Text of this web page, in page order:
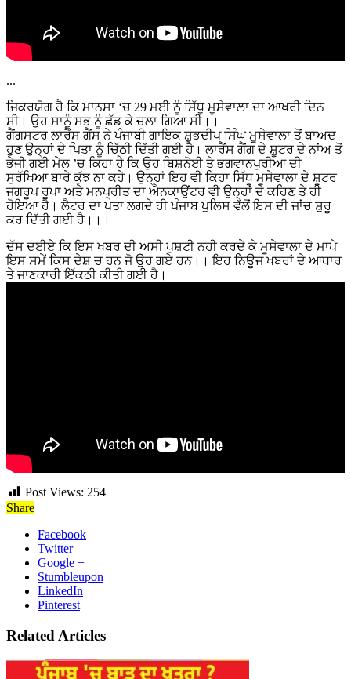
...
ਜਿਕਰਯੋਗ ਹੈ ਕਿ ਮਾਨਸਾ ‘ਚ 29 ਮਈ ਨੂੰ ਸਿੱਧੂ ਮੂਸੇਵਾਲਾ ਦਾ ਆਖਰੀ ਦਿਨ
ਸੀ। ਉਹ ਸਾਨੂੰ ਸਭ ਨੂੰ ਛੱਡ ਕੇ ਚਲਾ ਗਿਆ ਸੀ।।
ਗੈਂਗਸਟਰ ਲਾਰੈਂਸ ਗੈਂਸ ਨੇ ਪੰਜਾਬੀ ਗਾਇਕ ਸ਼ੁਭਦੀਪ ਸਿੰਘ ਮੂਸੇਵਾਲਾ ਤੋਂ ਬਾਅਦ
ਹੁਣ ਉਨ੍ਹਾਂ ਦੇ ਪਿਤਾ ਨੂੰ ਚਿੱਠੀ ਦਿੱਤੀ ਗਈ ਹੈ। ਲਾਰੈਂਸ ਗੈਂਗ ਦੇ ਸ਼ੂਟਰ ਦੇ ਨਾਂਅ ਤੋਂ
ਭੇਜੀ ਗਈ ਮੇਲ ’ਚ ਕਿਹਾ ਹੈ ਕਿ ਉਹ ਬਿਸ਼ਨੋਈ ਤੇ ਭਗਵਾਨਪੁਰੀਆ ਦੀ
ਸੁਰੱਖਿਆ ਬਾਰੇ ਕੁੱਝ ਨਾ ਕਹੇ। ਉਨ੍ਹਾਂ ਇਹ ਵੀ ਕਿਹਾ ਸਿੱਧੂ ਮੂਸੇਵਾਲਾ ਦੇ ਸ਼ੂਟਰ
ਜਗਰੂਪ ਰੂਪਾ ਅਤੇ ਮਨਪ੍ਰੀਤ ਦਾ ਐਨਕਾਉਂਟਰ ਵੀ ਉਨ੍ਹਾਂ ਦੇ ਕਹਿਣ ਤੇ ਹੀ
ਹੋਇਆ ਹੈ। ਲੈਟਰ ਦਾ ਪਤਾ ਲਗਦੇ ਹੀ ਪੰਜਾਬ ਪੁਲਿਸ ਵੱਲੋਂ ਇਸ ਦੀ ਜਾਂਚ ਸ਼ੁਰੂ
ਕਰ ਦਿੱਤੀ ਗਈ ਹੈ।।।
ਦੱਸ ਦਈਏ ਕਿ ਇਸ ਖਬਰ ਦੀ ਅਸੀ ਪੁਸ਼ਟੀ ਨਹੀ ਕਰਦੇ ਕੇ ਮੂਸੇਵਾਲਾ ਦੇ ਮਾਪੇ
ਇਸ ਸਮੇਂ ਕਿਸ ਦੇਸ਼ ਚ ਹਨ ਜੋ ਉਹ ਗਏ ਹਨ।। ਇਹ ਨਿਊਜ ਖਬਰਾਂ ਦੇ ਆਧਾਰ
ਤੇ ਜਾਣਕਾਰੀ ਇੱਕਠੀ ਕੀਤੀ ਗਈ ਹੈ।
Post Views: 254
Share
Facebook
Twitter
Google +
Stumbleupon
LinkedIn
Pinterest
Related Articles